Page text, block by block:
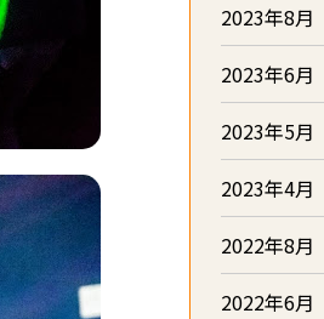
2023年8月
2023年6月
2023年5月
2023年4月
2022年8月
2022年6月